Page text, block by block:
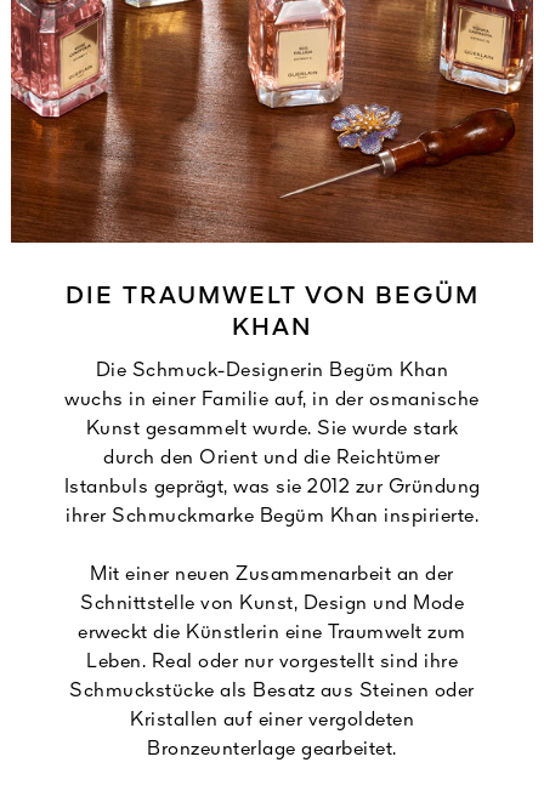
DIE TRAUMWELT VON BEGÜM
KHAN
Die Schmuck-Designerin Begüm Khan
wuchs in einer Familie auf, in der osmanische
Kunst gesammelt wurde. Sie wurde stark
durch den Orient und die Reichtümer
Istanbuls geprägt, was sie 2012 zur Gründung
ihrer Schmuckmarke Begüm Khan inspirierte.
Mit einer neuen Zusammenarbeit an der
Schnittstelle von Kunst, Design und Mode
erweckt die Künstlerin eine Traumwelt zum
Leben. Real oder nur vorgestellt sind ihre
Schmuckstücke als Besatz aus Steinen oder
Kristallen auf einer vergoldeten
Bronzeunterlage gearbeitet.